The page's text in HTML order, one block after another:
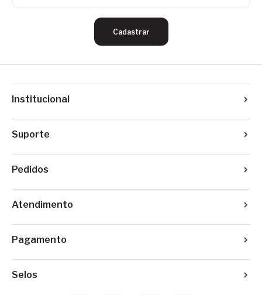
Cadastrar
Institucional
Suporte
Pedidos
Atendimento
Pagamento
Selos